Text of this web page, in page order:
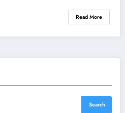
Read More